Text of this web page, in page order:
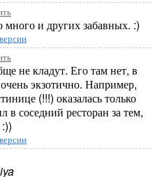
много и других забавных. :)
не кладут. Его там нет, в
экзотично. Например,
(!!!) оказалась только
соседний ресторан за тем,